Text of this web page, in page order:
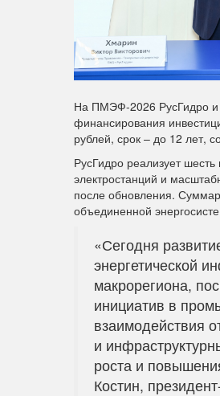
На ПМЭФ-2026 РусГидро и
финансирования
рублей, срок – до 12 лет,
РусГидро реализует
электростанций и
после обновления.
объединенной
«Сегодня
энергетической
макрорегиона,
инициатив в
взаимодействия
и
роста и
Костин,